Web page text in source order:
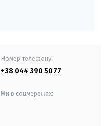
Номер телефону:
+38 044 390 5077
Ми в соцмережах: